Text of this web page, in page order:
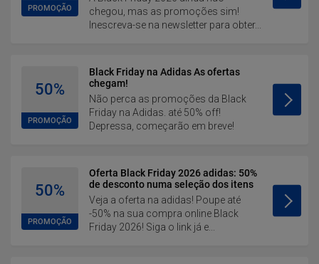
PROMOÇÃO
chegou, mas as promoções sim!
Inescreva-se na newsletter para obter...
50%
PROMOÇÃO
Black Friday na Adidas As ofertas
chegam!
Não perca as promoções da Black
Friday na Adidas. até 50% off!
Depressa, começarão em breve!
50%
PROMOÇÃO
Oferta Black Friday 2026 adidas: 50%
de desconto numa seleção dos itens
Veja a oferta na adidas! Poupe até
-50% na sua compra online Black
Friday 2026! Siga o link já e...